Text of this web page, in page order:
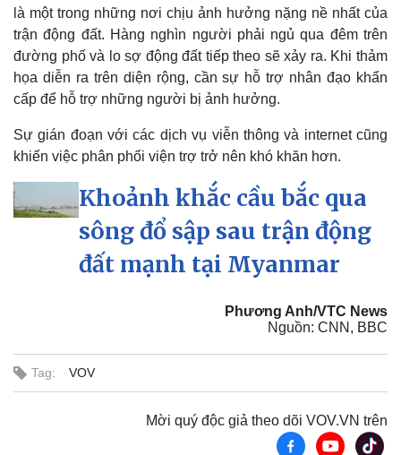
là một trong những nơi chịu ảnh hưởng nặng nề nhất của
trận động đất. Hàng nghìn người phải ngủ qua đêm trên
đường phố và lo sợ động đất tiếp theo sẽ xảy ra. Khi thảm
họa diễn ra trên diện rộng, cần sự hỗ trợ nhân đạo khẩn
cấp để hỗ trợ những người bị ảnh hưởng.
Sự gián đoạn với các dịch vụ viễn thông và internet cũng
khiến việc phân phối viện trợ trở nên khó khăn hơn.
Khoảnh khắc cầu bắc qua
sông đổ sập sau trận động
đất mạnh tại Myanmar
Phương Anh/VTC News
Nguồn: CNN, BBC
Tag: VOV
Mời quý độc giả theo dõi VOV.VN trên